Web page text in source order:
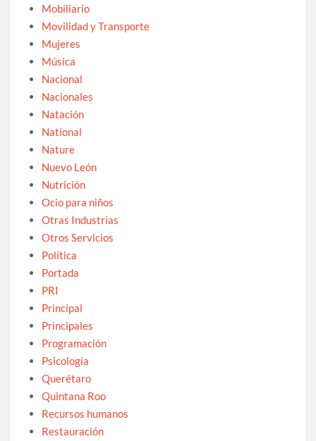
Mobiliario
Movilidad y Transporte
Mujeres
Música
Nacional
Nacionales
Natación
National
Nature
Nuevo León
Nutrición
Ocio para niños
Otras Industrias
Otros Servicios
Política
Portada
PRI
Principal
Principales
Programación
Psicología
Querétaro
Quintana Roo
Recursos humanos
Restauración